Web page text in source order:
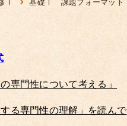
Ⅰ 基礎Ⅰ 課題フォーマット
専門性について考える」
る専門性の理解」を読んで